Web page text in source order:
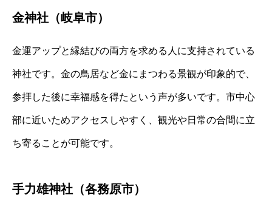
金神社（岐阜市）
金運アップと縁結びの両方を求める人に支持されている
神社です。金の鳥居など金にまつわる景観が印象的で、
参拝した後に幸福感を得たという声が多いです。市中心
部に近いためアクセスしやすく、観光や日常の合間に立
ち寄ることが可能です。
手力雄神社（各務原市）